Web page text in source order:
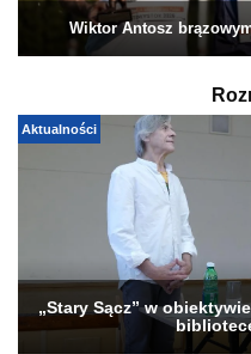
Wiktor Antosz
Aktualności
„Stary Sącz” w